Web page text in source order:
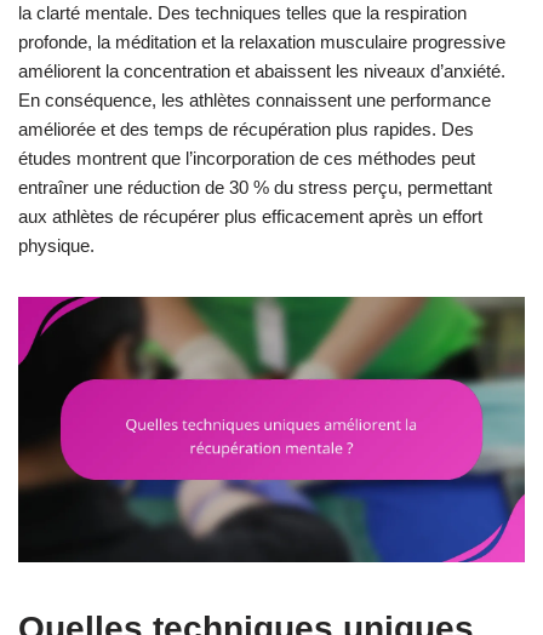
la clarté mentale. Des techniques telles que la respiration
profonde, la méditation et la relaxation musculaire progressive
améliorent la concentration et abaissent les niveaux d’anxiété.
En conséquence, les athlètes connaissent une performance
améliorée et des temps de récupération plus rapides. Des
études montrent que l’incorporation de ces méthodes peut
entraîner une réduction de 30 % du stress perçu, permettant
aux athlètes de récupérer plus efficacement après un effort
physique.